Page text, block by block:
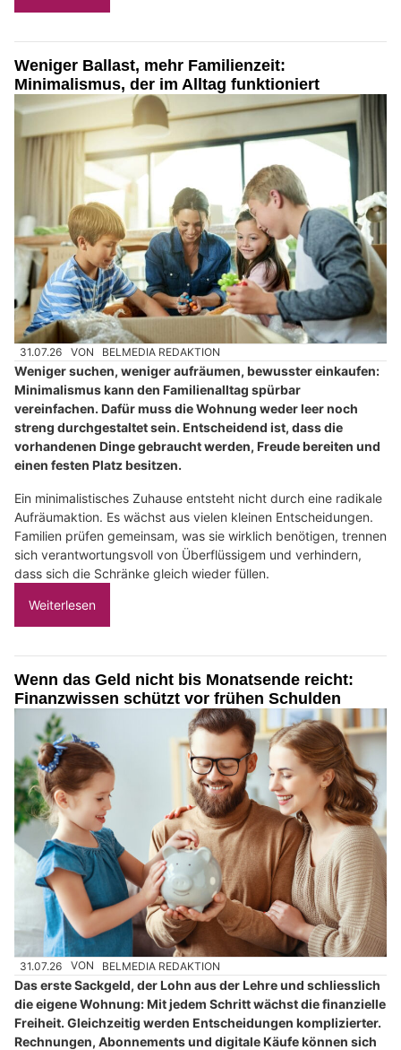
Weniger Ballast, mehr Familienzeit:
Minimalismus, der im Alltag funktioniert
31.07.26 VON BELMEDIA REDAKTION
Weniger suchen, weniger aufräumen, bewusster einkaufen:
Minimalismus kann den Familienalltag spürbar
vereinfachen. Dafür muss die Wohnung weder leer noch
streng durchgestaltet sein. Entscheidend ist, dass die
vorhandenen Dinge gebraucht werden, Freude bereiten und
einen festen Platz besitzen.
Ein minimalistisches Zuhause entsteht nicht durch eine radikale
Aufräumaktion. Es wächst aus vielen kleinen Entscheidungen.
Familien prüfen gemeinsam, was sie wirklich benötigen, trennen
sich verantwortungsvoll von Überflüssigem und verhindern,
dass sich die Schränke gleich wieder füllen.
Weiterlesen
Wenn das Geld nicht bis Monatsende reicht:
Finanzwissen schützt vor frühen Schulden
31.07.26 VON BELMEDIA REDAKTION
Das erste Sackgeld, der Lohn aus der Lehre und schliesslich
die eigene Wohnung: Mit jedem Schritt wächst die finanzielle
Freiheit. Gleichzeitig werden Entscheidungen komplizierter.
Rechnungen, Abonnements und digitale Käufe können sich